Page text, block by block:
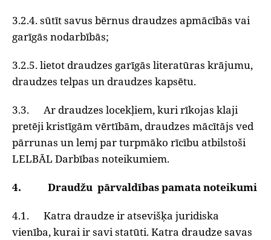
3.2.4. sūtīt savus bērnus draudzes apmācībās vai
garīgās nodarbībās;
3.2.5. lietot draudzes garīgās literatūras krājumu,
draudzes telpas un draudzes kapsētu.
3.3. Ar draudzes locekļiem, kuri rīkojas klaji
pretēji kristīgām vērtībām, draudzes mācītājs ved
pārrunas un lemj par turpmāko rīcību atbilstoši
LELBĀL Darbības noteikumiem.
4. Draudžu pārvaldības pamata noteikumi
4.1. Katra draudze ir atsevišķa juridiska
vienība, kurai ir savi statūti. Katra draudze savas